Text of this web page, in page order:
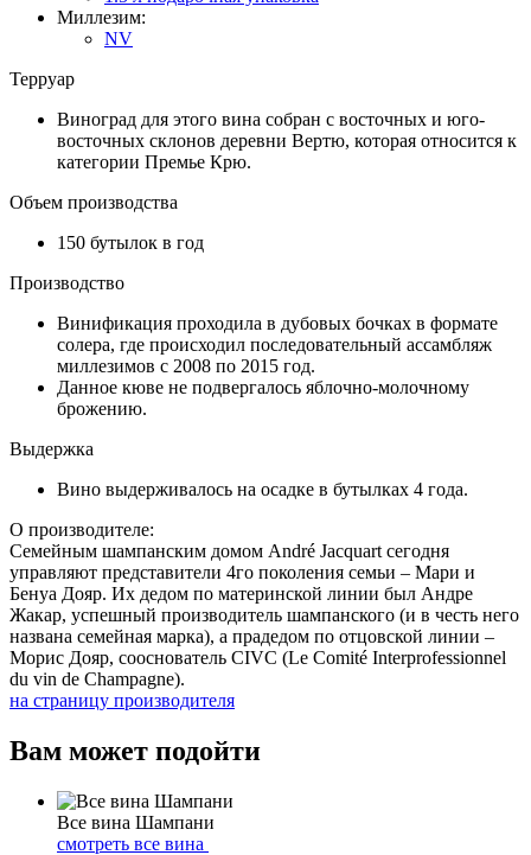
Миллезим:
NV
Терруар
Виноград для этого вина собран с восточных и юго-
восточных склонов деревни Вертю, которая относится к
категории Премье Крю.
Объем производства
150 бутылок в год
Производство
Винификация проходила в дубовых бочках в формате
солера, где происходил последовательный ассамбляж
миллезимов с 2008 по 2015 год.
Данное кюве не подвергалось яблочно-молочному
брожению.
Выдержка
Вино выдерживалось на осадке в бутылках 4 года.
О производителе:
Семейным шампанским домом André Jacquart сегодня
управляют представители 4го поколения семьи – Мари и
Бенуа Дояр. Их дедом по материнской линии был Андре
Жакар, успешный производитель шампанского (и в честь него
названа семейная марка), а прадедом по отцовской линии –
Морис Дояр, сооснователь CIVC (Le Comité Interprofessionnel
du vin de Champagne).
на страницу производителя
Вам может подойти
Все вина Шампани
смотреть все вина